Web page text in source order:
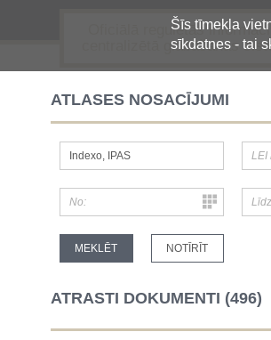
Šīs tīmekļa
sīkdatnes - tai
Oficiālā regulētās
centralizētā glabāšanas
ATLASES NOSACĪJUMI
ATRASTI DOKUMENTI (496)